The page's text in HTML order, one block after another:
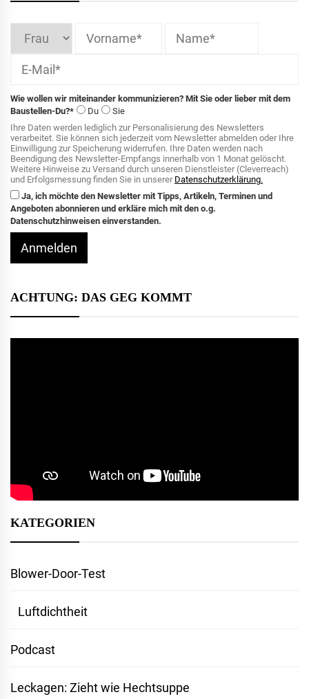
Wie wollen wir miteinander kommunizieren? Mit Sie oder lieber mit dem
Baustellen-Du?*
Du
Sie
Ihre Daten werden lediglich zur Personalisierung des Newsletters
verarbeitet. Sie können sich jederzeit vom Newsletter abmelden oder Ihre
Einwilligung zur Speicherung widerrufen. Ihre Daten werden nach
Beendigung des Newsletter-Empfangs innerhalb von 1 Monat gelöscht.
Weitere Hinweise zu Versand durch unseren Dienstleister (Cleverreach)
und Erfolgsmessung finden Sie in unserer Datenschutzerklärung.
Ja, ich möchte den Newsletter mit Tipps, Artikeln, Terminen und
Angeboten abonnieren und erkläre mich mit den o.g.
Datenschutzhinweisen einverstanden.
Anmelden
ACHTUNG: DAS GEG KOMMT
KATEGORIEN
Blower-Door-Test
Luftdichtheit
Podcast
Leckagen: Zieht wie Hechtsuppe